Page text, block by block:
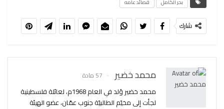
بحر الكامل قصائد عامه
شارك
محمد خضير 57 مادة
محمد خضير وُلد في العام 1968م، لعائلة فلسطينية
لجأت إلى مخيّم الطالبيّة جنوب عمّان، عضو الهيئة